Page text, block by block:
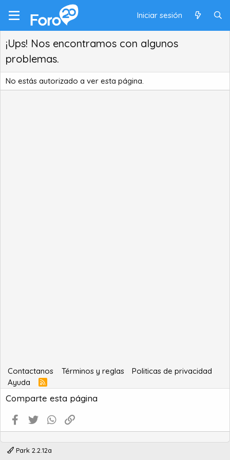
Iniciar sesión
¡Ups! Nos encontramos con algunos
problemas.
No estás autorizado a ver esta página.
Contactanos Términos y reglas
Politicas de privacidad
Ayuda
R
S
S
Comparte esta página
Facebook
Twitter WhatsApp
Park 2.2.12a